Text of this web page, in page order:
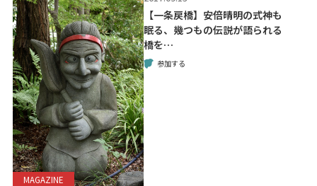
MAGAZINE
【一条戻橋】安倍晴明の式神も
眠る、幾つもの伝説が語られる
橋を…
参加する